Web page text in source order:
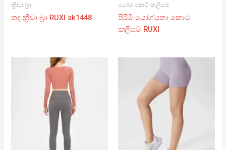
ක්‍රීඩා බ්‍රා
තද ක්‍රීඩා බ්‍රා RUXI sk1448
යෝග කෙටි කලිසම්
පිරිමි යෝග්යතා කොට
කලිසම් RUXI